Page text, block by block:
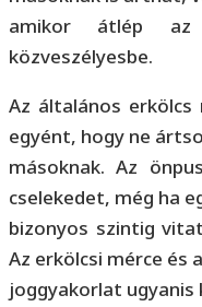
amikor átlép az
közveszélyesbe.
Az általános erkölcs
egyént, hogy ne
másoknak. Az
cselekedet, még ha
bizonyos szintig
Az erkölcsi mérce és a
joggyakorlat ugyanis